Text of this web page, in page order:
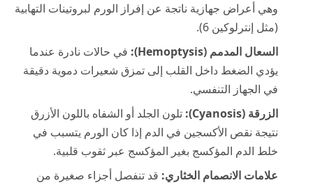
وهي أعراض جهازية ناتجة عن إفراز الورم لبروتينات التهابية
(مثل إنترلوكين 6).
السعال المدمم (Hemoptysis):
في حالات نادرة عندما
يؤدي الضغط داخل القلب إلى تمزق شعيرات دموية دقيقة
في الجهاز التنفسي.
الزرقة (Cyanosis):
تلون الجلد أو الشفاه باللون الأزرق
نتيجة نقص الأكسجين في الدم إذا كان الورم يتسبب في
خلط الدم المؤكسج بغير المؤكسج عبر ثقوب قلبية.
علامات الانصمام الخثاري: قد تنفصل أجزاء صغيرة من